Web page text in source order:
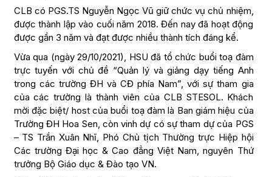
CLB có PGS.TS Nguyễn Ngọc Vũ giữ chức vụ chủ nhiệm,
được thành lập vào cuối năm 2018. Đến nay đã hoạt động
được gần 3 năm và đạt được nhiều thành tích đáng kể.
Vừa qua (ngày 29/10/2021), HSU đã tổ chức buổi toạ đàm
trực tuyến với chủ đề “Quản lý và giảng dạy tiếng Anh
trong các trường ĐH và CĐ phía Nam”, với sự tham gia
của các trường là thành viên của CLB STESOL. Khách
mời đặc biệt/ host của buổi toạ đàm là Ban giám hiệu của
Trường ĐH Hoa Sen, còn vinh dự có sự tham dự của PGS
– TS Trần Xuân Nhĩ, Phó Chủ tịch Thường trực Hiệp hội
Các trường Đại học & Cao đẳng Việt Nam, nguyên Thứ
trưởng Bộ Giáo dục & Đào tạo VN.